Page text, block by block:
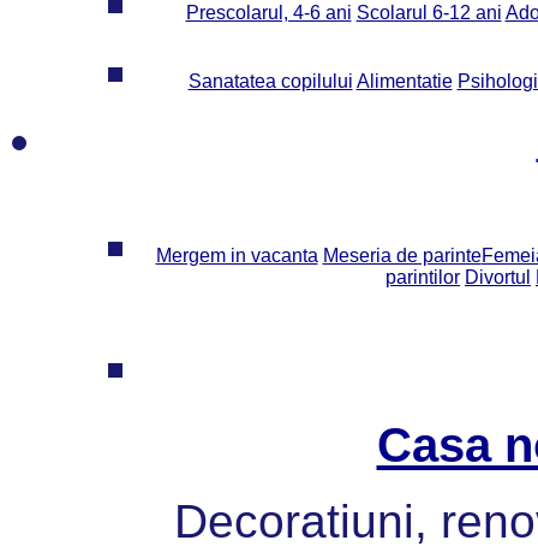
Prescolarul, 4-6 ani Scolarul 6-12 ani
Sanatatea copilului Alimentatie
Mergem in vacanta Meseria de parinte
parintilor Divortul
Casa
Decoratiuni,